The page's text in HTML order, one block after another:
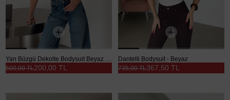
Yan Büzgü Dekolte Bodysuit Beyaz - Beyaz
200,00 TL
500,00 TL
Dantelli Bodysuit - Beyaz
367,50 TL
735,00 TL